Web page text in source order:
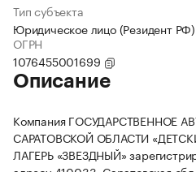
Тип субъекта
Юридическое лицо (Резидент РФ)
ОГРН
1076455001699
Описание
Компания ГОСУДАРСТВЕННОЕ
САРАТОВСКОЙ ОБЛАСТИ
ЛАГЕРЬ «ЗВЕЗДНЫЙ»